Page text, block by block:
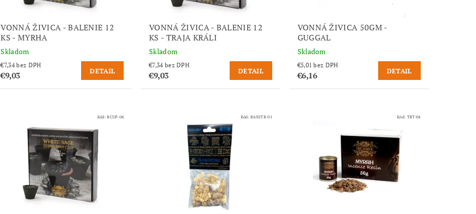
VONNÁ ŽIVICA - BALENIE 12
KS - MYRHA
Skladom
€7,34 bez DPH
€9,03 DETAIL
VONNÁ ŽIVICA - BALENIE 12
KS - TRAJA KRÁLI
Skladom
€7,34 bez DPH
€9,03 DETAIL
VONNÁ ŽIVICA 50GM -
GUGGAL
Skladom
€5,01 bez DPH
€6,16 DETAIL
Kód:RCUP-04 Kód:BANJTR-01 Kód: TRT-04